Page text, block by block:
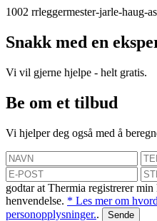
1002 rrleggermester-jarle-haug-as
Snakk med en
Vi vil gjerne hjelpe - helt gratis.
Be om et tilbud
Vi hjelper deg også med å
godtar at Thermia registrerer
henvendelse. * Les mer om
personopplysninger..